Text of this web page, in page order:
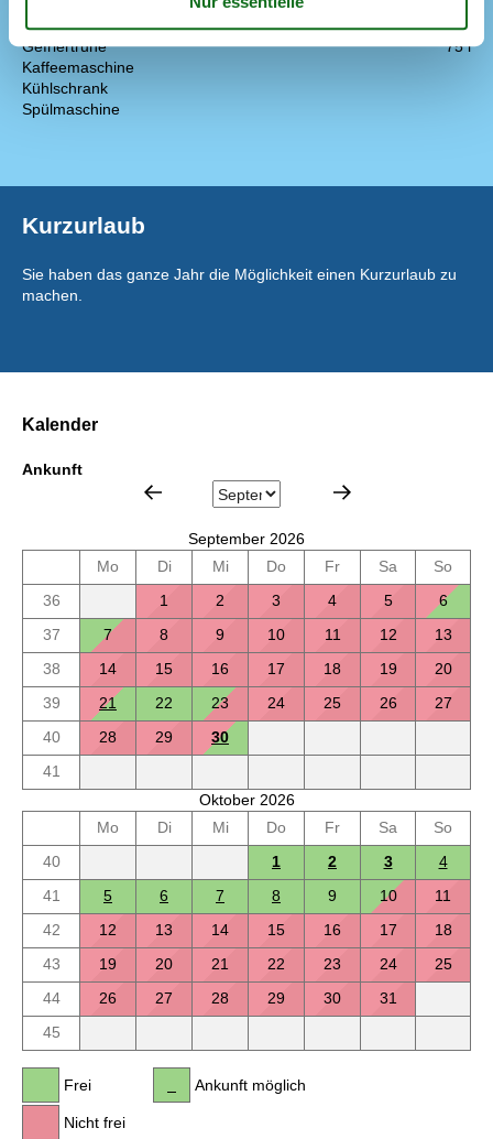
Die Küche verfügt über Warmwasser
Elektroherd
Gefriertruhe
75 l
Kaffeemaschine
Kühlschrank
Spülmaschine
Kurzurlaub
Sie haben das ganze Jahr die Möglichkeit einen Kurzurlaub zu
machen.
Kalender
Ankunft
September 2026
Mo
Di Mi Do Fr Sa
So
36
1 2 3 4 5
6
37
7 8 9 10 11 12
13
38
14 15 16 17 18 19
20
39
21 22 23 24 25 26
27
40
28 29
30
41
Oktober 2026
Mo
Di Mi Do Fr Sa
So
40
1 2 3
4
41
5 6 7 8 9 10
11
42
12 13 14 15 16 17
18
43
19 20 21 22 23 24
25
44
26 27 28 29 30
31
45
Frei
Nicht frei
Ankunft möglich